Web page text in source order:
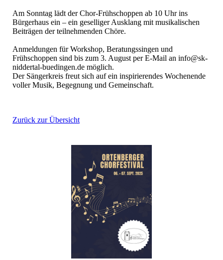
Am Sonntag lädt der Chor-Frühschoppen ab 10 Uhr ins
Bürgerhaus ein – ein geselliger Ausklang mit musikalischen
Beiträgen der teilnehmenden Chöre.
Anmeldungen für Workshop, Beratungssingen und
Frühschoppen sind bis zum 3. August per E-Mail an info@sk-
niddertal-buedingen.de möglich.
Der Sängerkreis freut sich auf ein inspirierendes Wochenende
voller Musik, Begegnung und Gemeinschaft.
Zurück zur Übersicht